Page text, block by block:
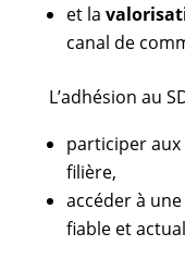
et la
canal de
L’adhésion au
participer
filière,
accéder à
fiable et